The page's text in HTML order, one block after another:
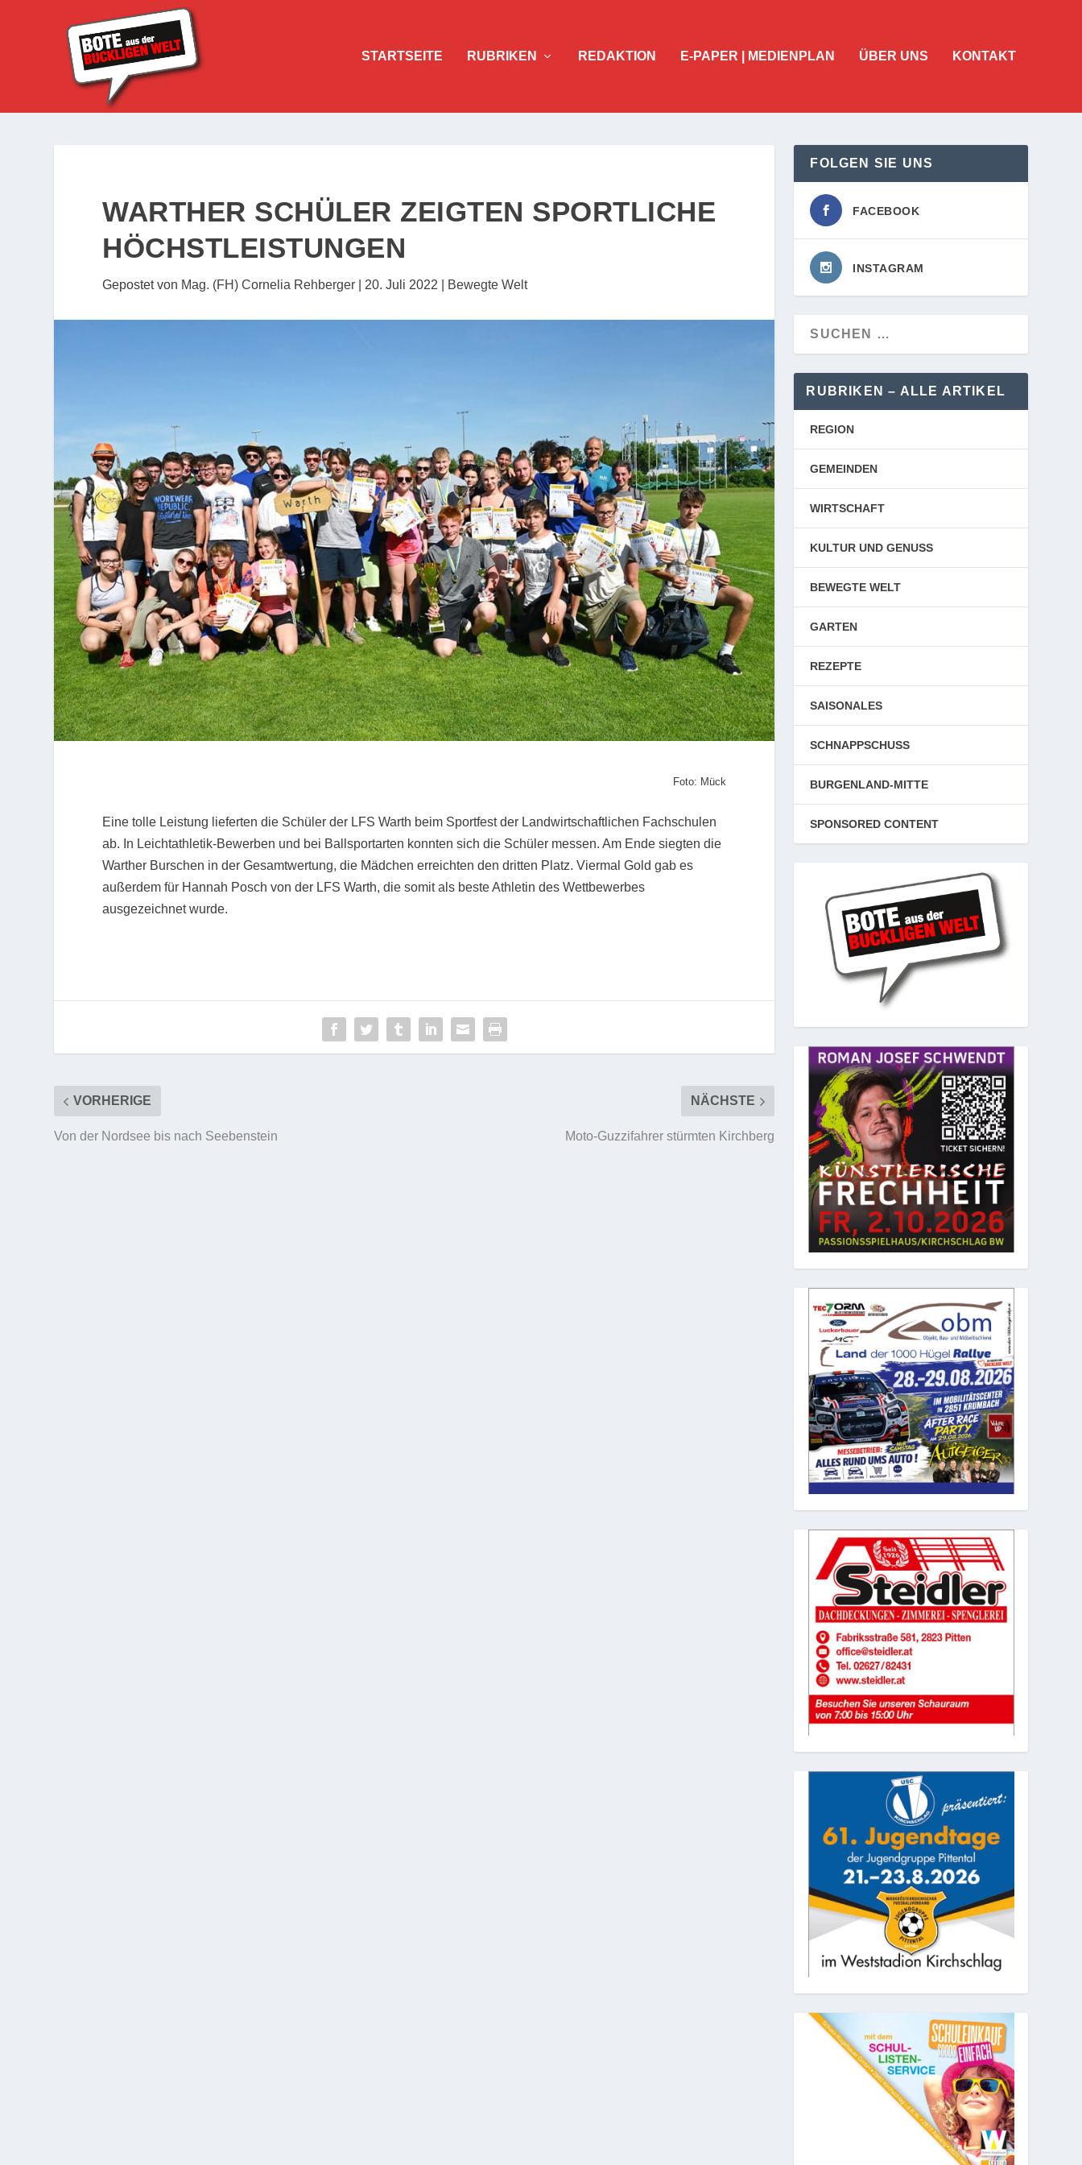
STARTSEITE RUBRIKEN REDAKTION E-PAPER | MEDIENPLAN ÜBER UNS KONTAKT
WARTHER SCHÜLER ZEIGTEN SPORTLICHE
HÖCHSTLEISTUNGEN
Gepostet von Mag. (FH) Cornelia Rehberger 20. Juli 2022 Bewegte Welt
Foto: Mück
Eine tolle Leistung lieferten die Schüler der LFS Warth beim Sportfest der Landwirtschaftlichen Fachschulen
ab. In Leichtathletik-Bewerben und bei Ballsportarten konnten sich die Schüler messen. Am Ende siegten die
Warther Burschen in der Gesamtwertung, die Mädchen erreichten den dritten Platz. Viermal Gold gab es
außerdem für Hannah Posch von der LFS Warth, die somit als beste Athletin des Wettbewerbes
ausgezeichnet wurde.
VORHERIGE
Von der Nordsee bis nach Seebenstein
NÄCHSTE
Moto-Guzzifahrer stürmten Kirchberg
FOLGEN SIE UNS
FACEBOOK
INSTAGRAM
RUBRIKEN – ALLE ARTIKEL
REGION
GEMEINDEN
WIRTSCHAFT
KULTUR UND GENUSS
BEWEGTE WELT
GARTEN
REZEPTE
SAISONALES
SCHNAPPSCHUSS
BURGENLAND-MITTE
SPONSORED CONTENT